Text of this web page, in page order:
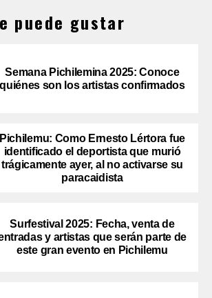
puede gustar
Semana Pichilemina 2025: Conoce
quiénes son los artistas confirmados
Pichilemu: Como Ernesto Lértora fue
identificado el deportista que murió
trágicamente ayer, al no activarse su
paracaidista
Surfestival 2025: Fecha, venta de
y artistas que serán parte de
este gran evento en Pichilemu